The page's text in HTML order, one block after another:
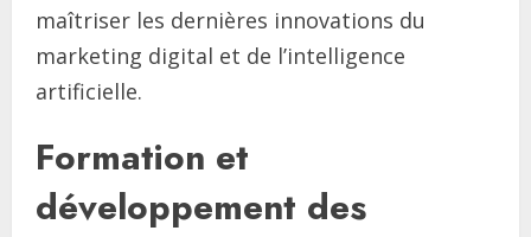
maîtriser les dernières innovations du
marketing digital et de l’intelligence
artificielle.
Formation et
développement des